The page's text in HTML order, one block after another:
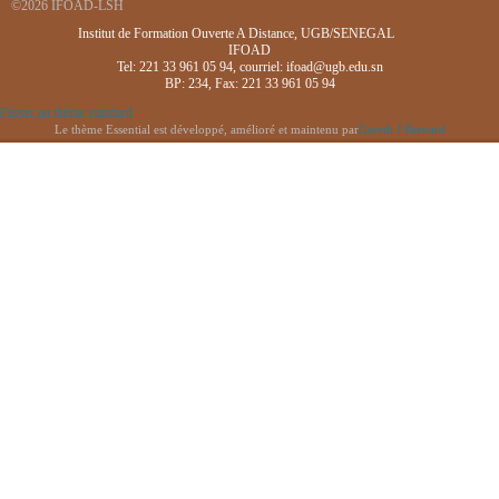
©2026 IFOAD-LSH
Institut de Formation Ouverte A Distance, UGB/SENEGAL
IFOAD
Tel: 221 33 961 05 94, courriel: ifoad@ugb.edu.sn
BP: 234, Fax: 221 33 961 05 94
Passer au thème standard
Le thème Essential est développé, amélioré et maintenu parGareth J Barnard